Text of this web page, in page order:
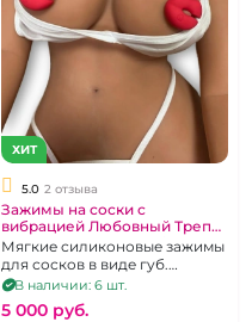
ХИТ
5.0 2 отзыва
Зажимы на соски с
вибрацией Любовный Трепет
"I-moon" красные губки
перезаряжаемые
Мягкие силиконовые зажимы
для сосков в виде губ.
Красного цвета с вибрацией
на д/у пульте.
В наличии: 6 шт.
5 000 pуб.